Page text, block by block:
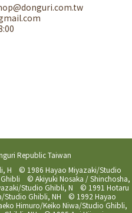
Republic Taiwan
H © 1986 Hayao Miyazaki/Studio
© Akiyuki Nosaka / Shinchosha,
Studio Ghibli, N © 1991 Hotaru
Studio Ghibli, NH © 1992 Hayao
Himuro/Keiko Niwa/Studio Ghibli,